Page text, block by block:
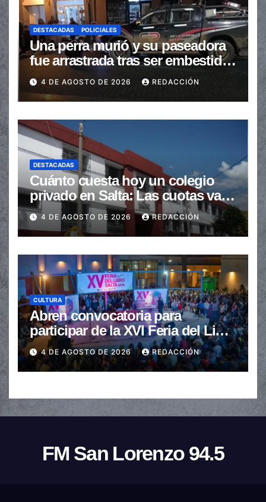
DESTACADAS POLICIALES
Una perra murió y su paseadora
fue arrastrada tras ser embestidas
en la senda peatonal
4 DE AGOSTO DE 2026 REDACCIÓN
DESTACADAS
Cuánto cuesta hoy un colegio
privado en Salta: Las cuotas van
de $110.000 a más de $600.000
4 DE AGOSTO DE 2026 REDACCIÓN
CULTURA
Abren convocatoria para
participar de la XVI Feria del Libro
de Salta
4 DE AGOSTO DE 2026 REDACCIÓN
FM San Lorenzo 94.5